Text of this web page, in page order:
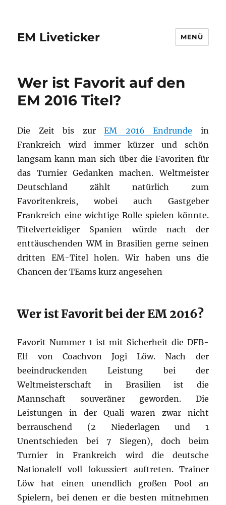
EM Liveticker MENÜ
Wer ist Favorit auf den
EM 2016 Titel?
Die Zeit bis zurEM 2016 Endrunde in
Frankreich wird immer kürzer und schön
langsam kann man sich über die Favoriten für
das Turnier Gedanken machen. Weltmeister
Deutschland zählt natürlich zum
Favoritenkreis, wobei auch Gastgeber
Frankreich eine wichtige Rolle spielen könnte.
Titelverteidiger Spanien würde nach der
enttäuschenden WM in Brasilien gerne seinen
dritten EM-Titel holen. Wir haben uns die
Chancen der TEams kurz angesehen
Wer ist Favorit bei der EM 2016?
Favorit Nummer 1 ist mit Sicherheit die DFB-
Elf von Coachvon Jogi Löw. Nach der
beeindruckenden Leistung bei der
Weltmeisterschaft in Brasilien ist die
Mannschaft souveräner geworden. Die
Leistungen in der Quali waren zwar nicht
berrauschend (2 Niederlagen und 1
Unentschieden bei 7 Siegen), doch beim
Turnier in Frankreich wird die deutsche
Nationalelf voll fokussiert auftreten. Trainer
Löw hat einen unendlich großen Pool an
Spielern, bei denen er die besten mitnehmen